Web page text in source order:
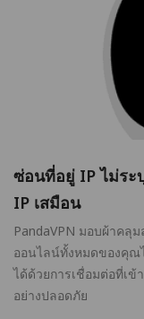
ซ่อนที่อยู่ IP ไม่ร
IP เสมือน
PandaVPN มอบผ้าคลุ
ออนไลน์ทั้งหมดของคุณ
ได้ด้วยการเชื่อมต่อที่เ
อย่างปลอดภัย